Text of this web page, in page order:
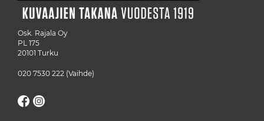
Osk. Rajala Oy
PL 175
20101 Turku
020 7530 222 (Vaihde)